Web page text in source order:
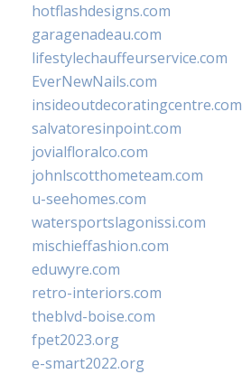
hotflashdesigns.com
garagenadeau.com
lifestylechauffeurservice.com
EverNewNails.com
insideoutdecoratingcentre.com
salvatoresinpoint.com
jovialfloralco.com
johnlscotthometeam.com
u-seehomes.com
watersportslagonissi.com
mischieffashion.com
eduwyre.com
retro-interiors.com
theblvd-boise.com
fpet2023.org
e-smart2022.org